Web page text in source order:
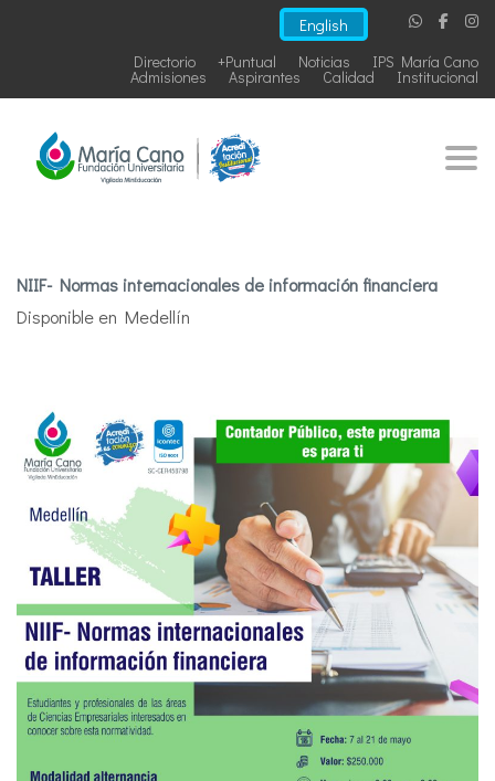
English
IPS María Cano
Noticias
+Puntual
Directorio
Institucional
Calidad
Aspirantes
Admisiones
NIIF- Normas internacionales de información financiera
Disponible en Medellín